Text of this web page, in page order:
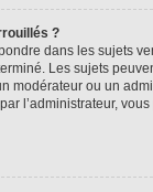
?
dans les sujets
Les sujets
modérateur ou un
l’administrateur,